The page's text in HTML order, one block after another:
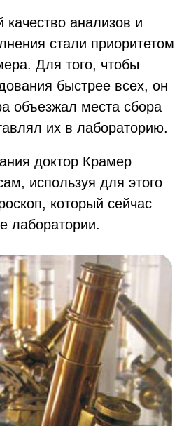
анализов и
стали приоритетом
Для того, чтобы
быстрее всех, он
объезжал места сбора
их в лабораторию.
доктор Крамер
используя для этого
который сейчас
лаборатории.